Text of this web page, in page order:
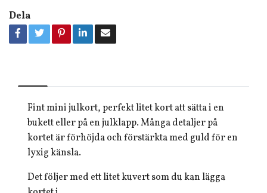
Dela
Fint mini julkort, perfekt litet kort att sätta i en
bukett eller på en julklapp. Många detaljer på
kortet är förhöjda och förstärkta med guld för en
lyxig känsla.
Det följer med ett litet kuvert som du kan lägga